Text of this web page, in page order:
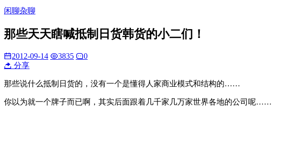
闲聊杂聊
那些天天瞎喊抵制日货韩货的小二们！
2012-09-14 3835
0
分享
那些说什么抵制日货的，没有一个是懂得人家商业模式和结构的……
你以为就一个牌子而已啊，其实后面跟着几千家几万家世界各地的公司呢……